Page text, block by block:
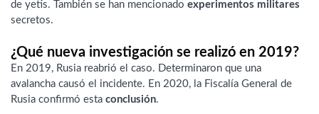
de yetis. También se han mencionado experimentos militares
secretos.
¿Qué nueva investigación se realizó en 2019?
En 2019, Rusia reabrió el caso. Determinaron que una
avalancha causó el incidente. En 2020, la Fiscalía General de
Rusia confirmó esta conclusión.